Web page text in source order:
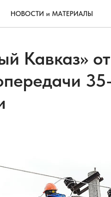
НОВОСТИ и МАТЕРИАЛЫ
Кавказ»